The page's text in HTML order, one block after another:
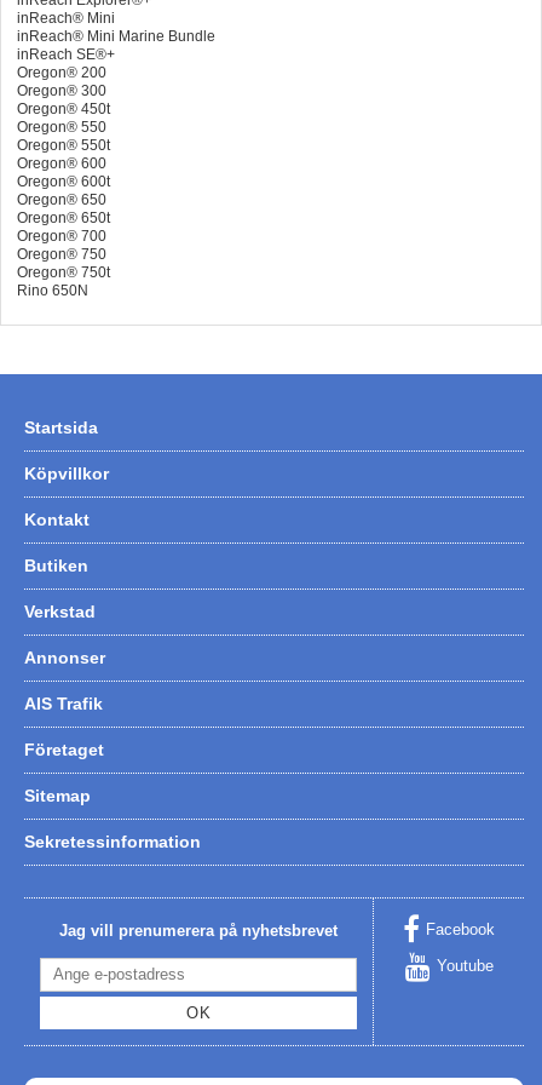
inReach® Mini
inReach® Mini Marine Bundle
inReach SE®+
Oregon® 200
Oregon® 300
Oregon® 450t
Oregon® 550
Oregon® 550t
Oregon® 600
Oregon® 600t
Oregon® 650
Oregon® 650t
Oregon® 700
Oregon® 750
Oregon® 750t
Rino 650N
Startsida
Köpvillkor
Kontakt
Butiken
Verkstad
Annonser
AIS Trafik
Företaget
Sitemap
Sekretessinformation
Jag vill prenumerera på nyhetsbrevet
OK
Facebook
Youtube